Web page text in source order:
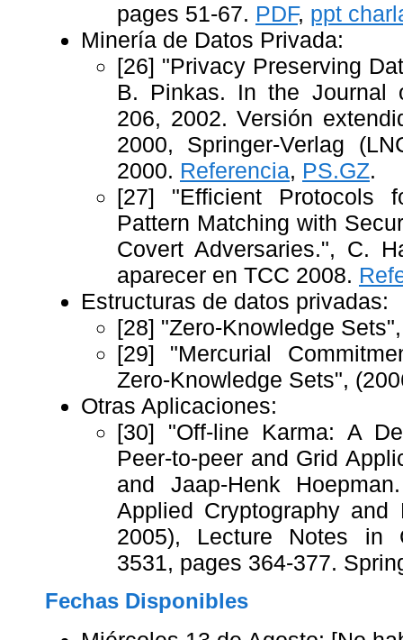
pages 51-67. PDF, ppt
Minería de Datos Privada:
[26] "Privacy Preserving
B. Pinkas. In the Journal
206, 2002. Versión
2000, Springer-Verlag
2000. Referencia, PS.GZ.
[27] "Efficient Protocols
Pattern Matching with
Covert Adversaries.", C.
aparecer en TCC 2008.
Estructuras de datos privadas:
[28] "Zero-Knowledge
[29] "Mercurial
Zero-Knowledge Sets",
Otras Aplicaciones:
[30] "Off-line Karma: A
Peer-to-peer and Grid
and Jaap-Henk
Applied Cryptography and
2005), Lecture Notes in
3531, pages 364-377.
Fechas Disponibles